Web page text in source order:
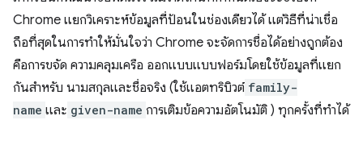
Chrome แยกวิเคราะห์ข้อมูลที่ป้อนในช่องเดียวได้ แต่วิธีที่น่าเชื่อ
ถือที่สุดในการทำให้มั่นใจว่า Chrome จะจัดการชื่อได้อย่างถูกต้อง
คือการขจัด ความคลุมเครือ ออกแบบแบบฟอร์มโดยใช้ข้อมูลที่แยก
กันสำหรับ นามสกุลและชื่อจริง (ใช้แอตทริบิวต์ family-
name และ given-name การเติมข้อความอัตโนมัติ ) ทุกครั้งที่ทำได้